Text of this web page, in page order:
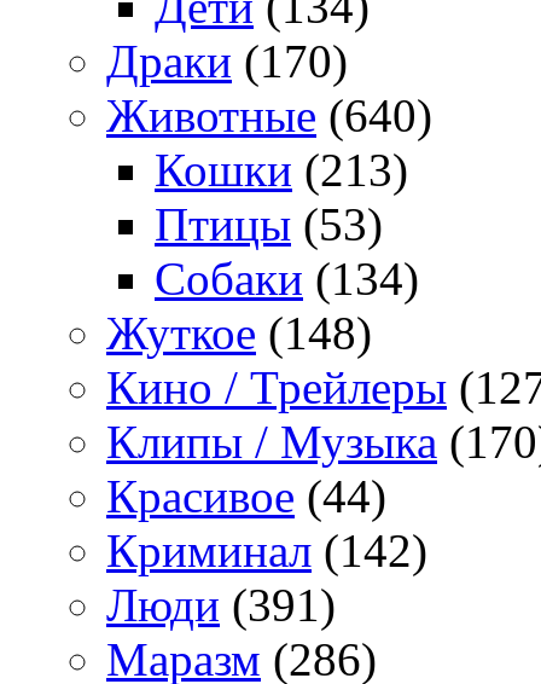
Драки (170)
Животные (640)
Кошки (213)
Птицы (53)
Собаки (134)
Жуткое (148)
Кино / Трейлеры
Клипы / Музыка
Красивое (44)
Криминал (142)
Люди (391)
Маразм (286)